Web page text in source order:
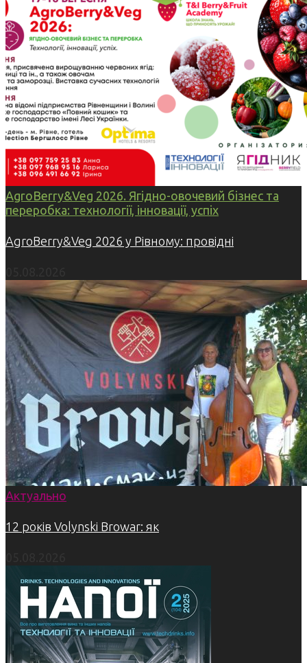
AgroBerry&Veg 2026. Ягідно-овочевий бізнес та
переробка: технології, інновації, успіх
AgroBerry&Veg 2026 у Рівному: провідні
Актуально
12 років Volynski Browar: як